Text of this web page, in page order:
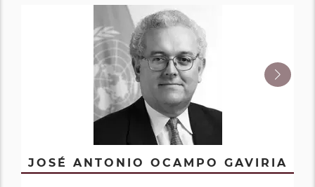
JOSÉ ANTONIO OCAMPO GAVIRIA
LUIS BÉRTOLA